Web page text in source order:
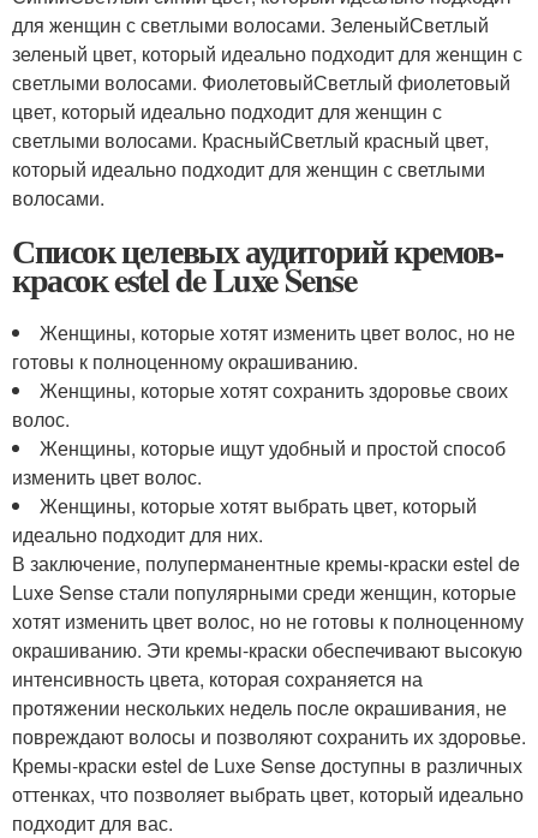
для женщин с светлыми волосами. ЗеленыйСветлый
зеленый цвет, который идеально подходит для женщин с
светлыми волосами. ФиолетовыйСветлый фиолетовый
цвет, который идеально подходит для женщин с
светлыми волосами. КрасныйСветлый красный цвет,
который идеально подходит для женщин с светлыми
волосами.
Список целевых аудиторий кремов-
красок estel de Luxe Sense
Женщины, которые хотят изменить цвет волос, но не
готовы к полноценному окрашиванию.
Женщины, которые хотят сохранить здоровье своих
волос.
Женщины, которые ищут удобный и простой способ
изменить цвет волос.
Женщины, которые хотят выбрать цвет, который
идеально подходит для них.
В заключение, полуперманентные кремы-краски estel de
Luxe Sense стали популярными среди женщин, которые
хотят изменить цвет волос, но не готовы к полноценному
окрашиванию. Эти кремы-краски обеспечивают высокую
интенсивность цвета, которая сохраняется на
протяжении нескольких недель после окрашивания, не
повреждают волосы и позволяют сохранить их здоровье.
Кремы-краски estel de Luxe Sense доступны в различных
оттенках, что позволяет выбрать цвет, который идеально
подходит для вас.